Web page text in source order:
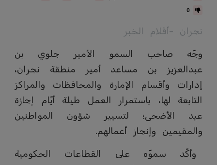
0
نجران -أقلام الخبر
وجّه صاحب السمو الأمير جلوي بن
عبدالعزيز بن مساعد أمير منطقة نجران،
إدارات وأقسام الإمارة والمحافظات والمراكز
التابعة لها، باستمرار العمل طيلة أيّام إجازة
عيد الأضحى؛ لتسيير شؤون المواطنين
والمقيمين وإنجاز أعمالهم.
وأكّد سموّه على القطاعات الحكومية